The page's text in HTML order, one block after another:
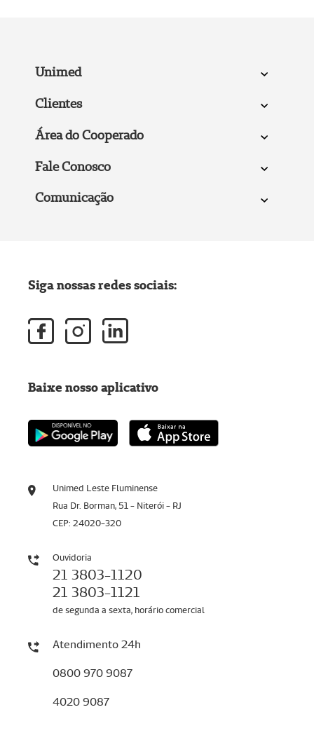
Unimed
Clientes
Área do Cooperado
Fale Conosco
Comunicação
Unimed Leste Fluminense
Rua Dr. Borman, 51 - Niterói - RJ
CEP: 24020-320
Ouvidoria
21 3803-1120
21 3803-1121
de segunda a sexta, horário comercial
Atendimento 24h
0800 970 9087
4020 9087
Siga nossas redes sociais:
Baixe nosso aplicativo